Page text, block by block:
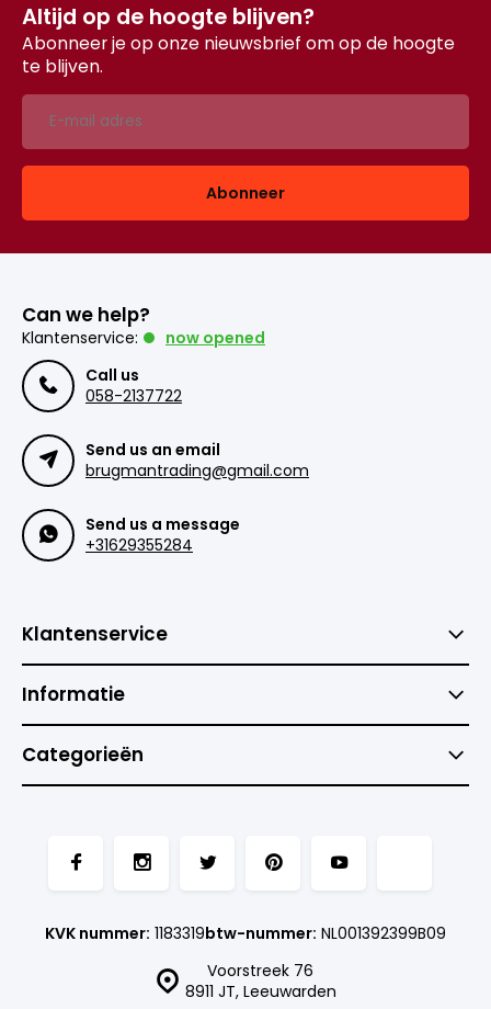
Altijd op de hoogte blijven?
Abonneer je op onze nieuwsbrief om op de hoogte
te blijven.
Abonneer
Can we help?
Klantenservice:
now opened
Call us
058-2137722
Send us an email
brugmantrading@gmail.com
Send us a message
+31629355284
Klantenservice
Informatie
Categorieën
Voorstreek 76
8911 JT, Leeuwarden
KVK nummer: 1183319btw-nummer: NL001392399B09